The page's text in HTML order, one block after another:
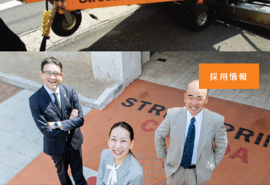
採用情報